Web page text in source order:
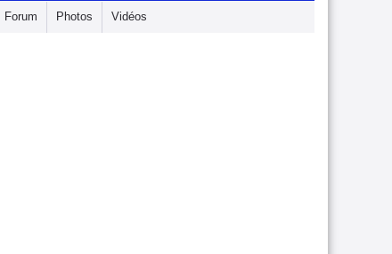
Forum Photos Vidéos